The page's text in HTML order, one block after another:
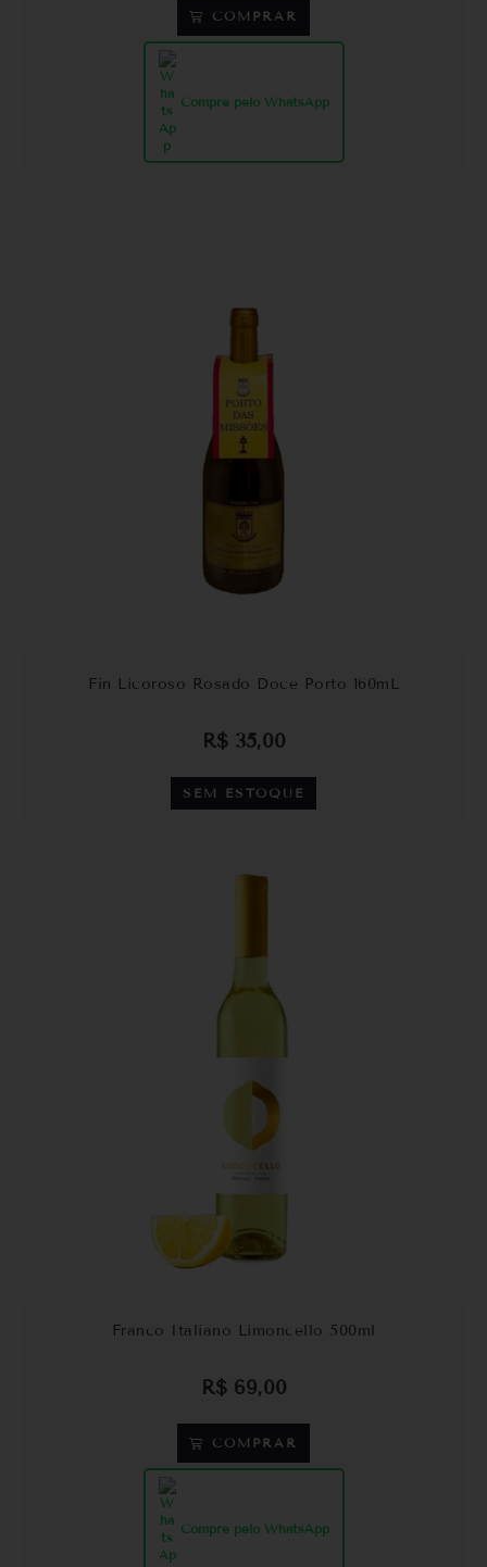
COMPRAR
Compre pelo WhatsApp
Fin Licoroso Rosado Doce Porto 160mL
R$35,00
SEM ESTOQUE
Franco Italiano Limoncello 500ml
R$69,00
COMPRAR
Compre pelo WhatsApp